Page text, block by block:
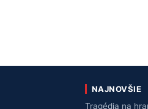
NAJNOVŠIE
Tragédia na